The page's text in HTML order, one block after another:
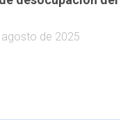
de 2025